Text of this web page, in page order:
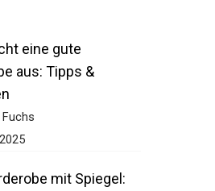
eine gute
aus: Tipps &
mit Spiegel: